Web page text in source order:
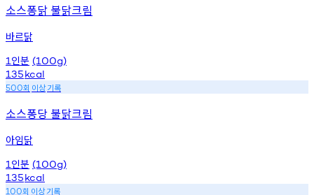
소스퐁닭 불닭크림
바르닭
1 인분 (100g)
135kcal
500회 이상기록
소스퐁당 불닭크림
아임닭
1 인분 (100g)
135kcal
100회 이상기록